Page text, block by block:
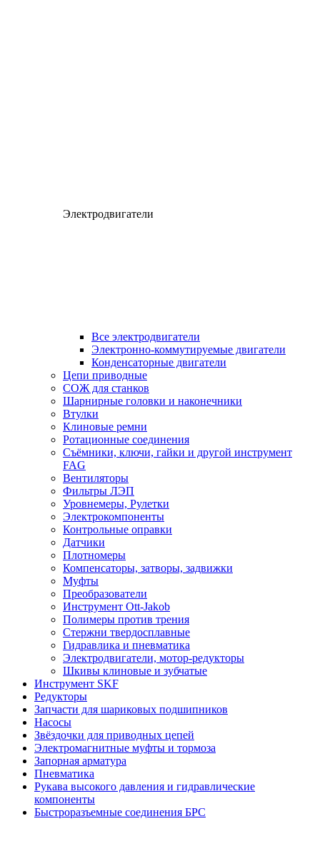
Электродвигатели
Все электродвигатели
Электронно-коммутируемые двигатели
Конденсаторные двигатели
Цепи приводные
СОЖ для станков
Шарнирные головки и наконечники
Втулки
Клиновые ремни
Ротационные соединения
Съёмники, ключи, гайки и другой инструмент
FAG
Вентиляторы
Фильтры ЛЭП
Уровнемеры, Рулетки
Электрокомпоненты
Контрольные оправки
Датчики
Плотномеры
Компенсаторы, затворы, задвижки
Муфты
Преобразователи
Инструмент Ott-Jakob
Полимеры против трения
Стержни твердосплавные
Гидравлика и пневматика
Электродвигатели, мотор-редукторы
Шкивы клиновые и зубчатые
Инструмент SKF
Редукторы
Запчасти для шариковых подшипников
Насосы
Звёздочки для приводных цепей
Электромагнитные муфты и тормоза
Запорная арматура
Пневматика
Рукава высокого давления и гидравлические
компоненты
Быстроразъемные соединения БРС